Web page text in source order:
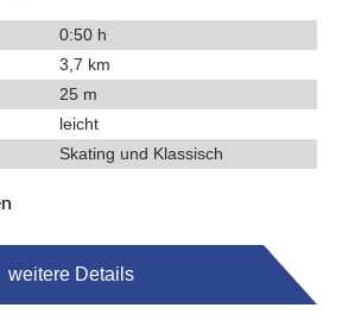
0:50 h
3,7 km
25 m
leicht
Skating und Klassisch
weitere Details